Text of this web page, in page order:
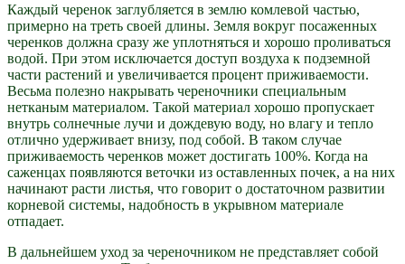
Каждый черенок заглубляется в землю комлевой частью,
примерно на треть своей длины. Земля вокруг посаженных
черенков должна сразу же уплотняться и хорошо проливаться
водой. При этом исключается доступ воздуха к подземной
части растений и увеличивается процент приживаемости.
Весьма полезно накрывать череночники специальным
нетканым материалом. Такой материал хорошо пропускает
внутрь солнечные лучи и дождевую воду, но влагу и тепло
отлично удерживает внизу, под собой. В таком случае
приживаемость черенков может достигать 100%. Когда на
саженцах появляются веточки из оставленных почек, а на них
начинают расти листья, что говорит о достаточном развитии
корневой системы, надобность в укрывном материале
отпадает.
В дальнейшем уход за череночником не представляет собой